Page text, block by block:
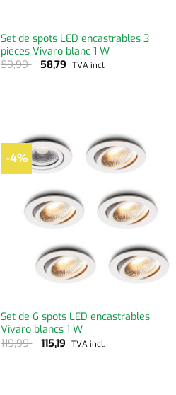
Set de spots LED encastrables 3
pièces Vivaro blanc 1 W
59,99
58,79 TVA incl.
-4%
Set de 6 spots LED encastrables
Vivaro blancs 1 W
119,99
115,19 TVA incl.